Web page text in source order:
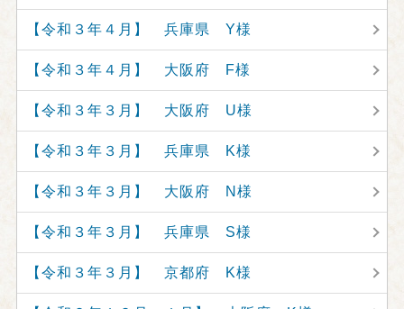
【令和３年４月】 兵庫県 Y様
【令和３年４月】 大阪府 F様
【令和３年３月】 大阪府 U様
【令和３年３月】 兵庫県 K様
【令和３年３月】 大阪府 N様
【令和３年３月】 兵庫県 S様
【令和３年３月】 京都府 K様